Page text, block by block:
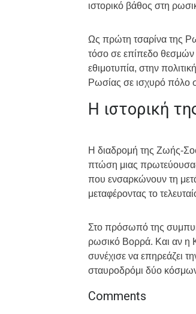
ιστορικό βάθος στη
Ως πρώτη τσαρίνα της
τόσο σε επίπεδο
εθιμοτυπία, στην
Ρωσίας σε ισχυρό πόλο
Η ιστορική
Η διαδρομή της Ζωής-
πτώση μιας
που ενσαρκώνουν τη
μεταφέροντας το
Στο πρόσωπό της
ρωσικό Βορρά. Και αν η
συνέχισε να επηρεάζει
σταυροδρόμι δύο
Comments